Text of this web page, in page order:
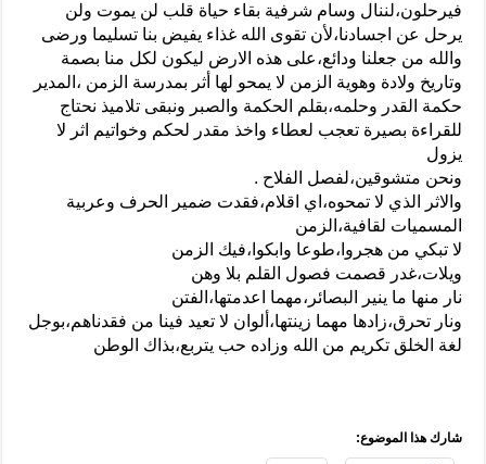
فيرحلون،لننال وسام شرفية بقاء حياة قلب لن يموت ولن
يرحل عن اجسادنا،لأن تقوى الله غذاء يفيض بنا تسليما ورضى
والله من جعلنا ودائع،على هذه الارض ليكون لكل منا بصمة
وتاريخ ولادة وهوية الزمن لا يمحو لها أثر بمدرسة الزمن ،المدير
حكمة القدر وحلمه،بقلم الحكمة والصبر ونبقى تلاميذ نحتاج
للقراءة بصيرة تعجب لعطاء واخذ مقدر لحكم وخواتيم اثر لا
يزول
ونحن متشوقين،لفصل الفلاح .
والاثر الذي لا تمحوه،اي اقلام،فقدت ضمير الحرف وعربية
المسميات لقافية،الزمن
لا تبكي من هجروا،طوعا وابكوا،فيك الزمن
ويلات،غدر قصمت فصول القلم بلا وهن
نار منها ما ينير البصائر،مهما اعدمتها،الفتن
ونار تحرق،زادها مهما زينتها،ألوان لا تعيد فينا من فقدناهم،بوجل
لغة الخلق تكريم من الله وزاده حب يتربع،بذاك الوطن
شارك هذا الموضوع: